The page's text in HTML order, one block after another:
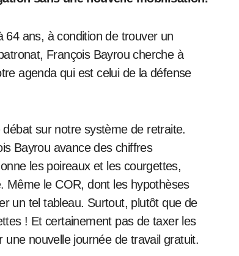
64 ans, à condition de trouver un
François Bayrou cherche à
agenda qui est celui de la défense
sur notre système de retraite.
Bayrou avance des chiffres
les poireaux et les courgettes,
Même le COR, dont les hypothèses
un tel tableau. Surtout, plutôt que de
! Et certainement pas de taxer les
nouvelle journée de travail gratuit.